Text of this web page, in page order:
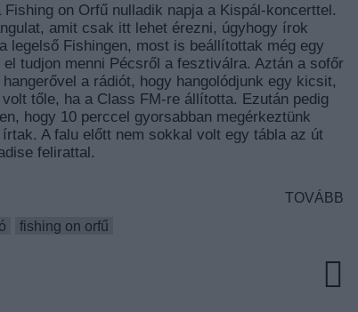
on Orfű nulladik napja a Kispál-koncerttel.
amit csak itt lehet érezni, úgyhogy írok
legelső Fishingen, most is beállítottak még egy
tudjon menni Pécsről a fesztiválra. Aztán a sofőr
a rádiót, hogy hangolódjunk egy kicsit,
tőle, ha a Class FM-re állította. Ezután pedig
hogy 10 perccel gyorsabban megérkeztünk
A falu előtt nem sokkal volt egy tábla az út
felirattal.
TOVÁBB
fishing on orfű